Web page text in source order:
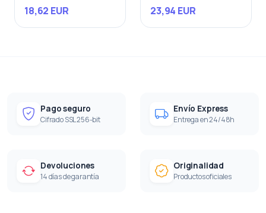
18,62 EUR 23,94 EUR
Pago seguro
Cifrado SSL 256-bit
Envío Express
Entrega en 24/48h
Devoluciones
14 días de garantía
Originalidad
Productos oficiales